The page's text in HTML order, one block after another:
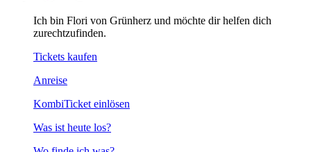
Ich bin Flori von Grünherz und möchte dir helfen dich
zurechtzufinden.
Tickets kaufen
Anreise
KombiTicket einlösen
Was ist heute los?